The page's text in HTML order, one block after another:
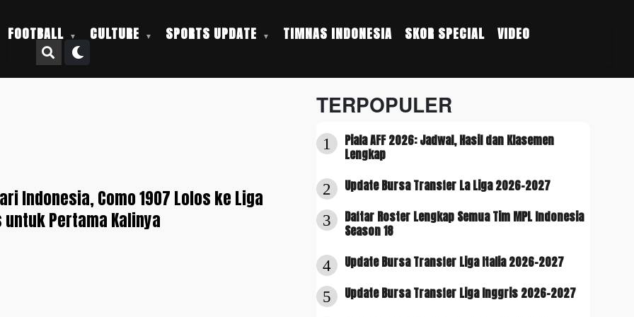
FOOTBALL CULTURE SPORTS UPDATE TIMNAS INDONESIA SKOR SPECIAL VIDEO
Indonesia, Como 1907 Lolos ke Liga
untuk Pertama Kalinya
TERPOPULER
1
Piala AFF 2026: Jadwal, Hasil dan Klasemen
Lengkap
2 Update Bursa Transfer La Liga 2026-2027
3
Daftar Roster Lengkap Semua Tim MPL Indonesia
Season 18
4 Update Bursa Transfer Liga Italia 2026-2027
5 Update Bursa Transfer Liga Inggris 2026-2027